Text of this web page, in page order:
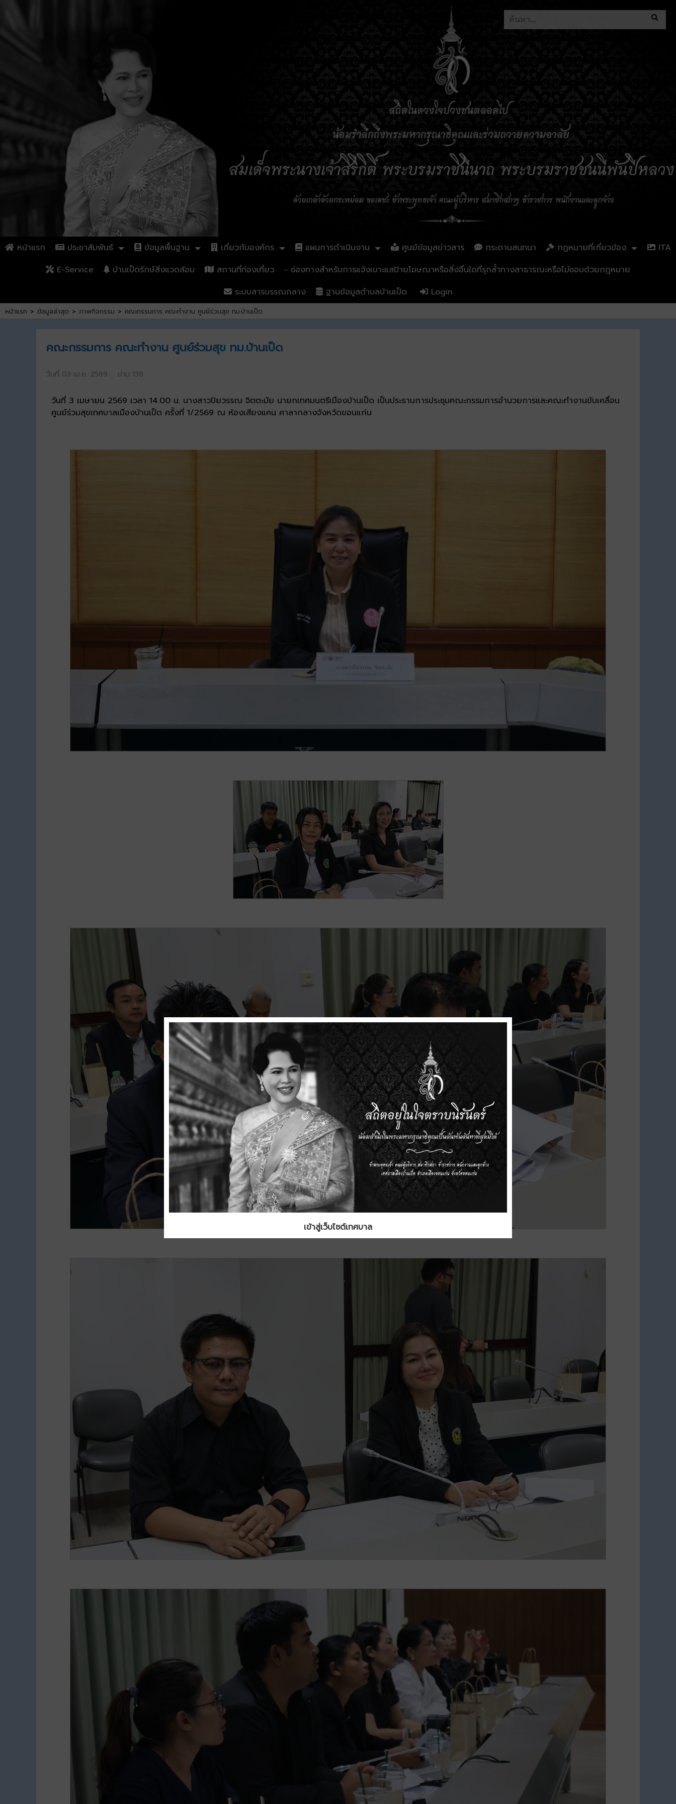
หน้าแรก ประชาสัมพันธ์ ข้อมูลพื้นฐาน เกี่ยวกับองค์กร แผนการดำเนินงาน ศูนย์ข้อมูลข่าวสาร กระดานสนทนา กฏหมายที่เกี่ยวข้อง
ITA
E-Service
บ้านเป็ดรักษ์สิ่งแวดล้อม สถานที่ท่องเที่ยว
- ช่องทางสำหรับการแจ้งเบาะแสป้ายโฆษณาหรือสิ่งอื่นใดที่รุกล้ำทางสาธารณะหรือไม่ชอบด้วยกฎหมาย
ระบบสารบรรณกลาง
ฐานข้อมูลตำบลบ้านเป็ด Login
หน้าแรก > ข้อมูลล่าสุด > ภาพกิจกรรม > คณะกรรมการ คณะทำงาน ศูนย์ร่วมสุข ทม.บ้านเป็ด
คณะกรรมการ คณะทำงาน ศูนย์ร่วมสุข ทม.บ้านเป็ด
วันที่ 03 เม.ย. 2569 อ่าน 138
วันที่ 3 เมษายน 2569 เวลา 14.00 น. นางสาวปิยวรรณ จิตตะมัย นายกเทศมนตรีเมืองบ้านเป็ด เป็นประธานการประชุมคณะกรรมการอำนวยการและคณะทำงานขับเคลื่อน
ศูนย์ร่วมสุขเทศบาลเมืองบ้านเป็ด ครั้งที่ 1/2569 ณ ห้องเสียงแคน ศาลากลางจังหวัดขอนแก่น
เข้าสู่เว็บไซต์เทศบาล